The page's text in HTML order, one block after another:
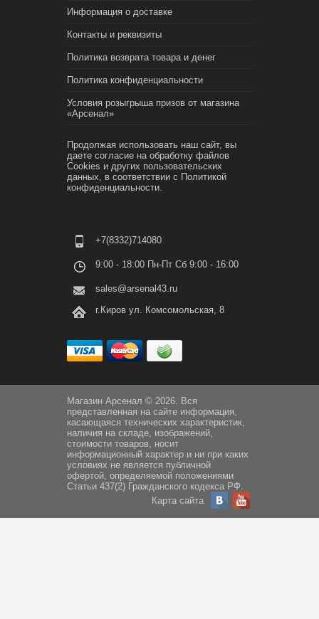
Информация о доставке
Контакты и реквизиты
Политика возврата товара и денег
Политика конфиденциальности
Условия розыгрыша призов от магазина
«Арсенал»
Продолжая использовать наш сайт, вы
даете согласие на обработку файлов
Cookies и других пользовательских
данных, в соответствии с Политикой
конфиденциальности.
+7(8332)714080
9:00 - 18:00 Пн-Пт Сб 9:00 - 16:00
sales@arsenal43.ru
г.Киров ул. Комсомольская, 8
Магазин Арсенал © 2026. Вся
представленная на сайте информация,
касающаяся технических характеристик,
наличия на складе, изображений,
стоимости товаров, носит
информационный характер и ни при каких
условиях не является публичной
офертой, определяемой положениями
Статьи 437(2) Гражданского кодекса РФ.
Карта сайта